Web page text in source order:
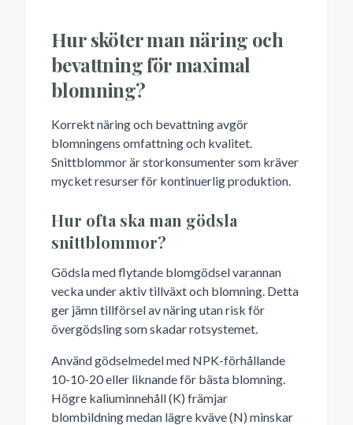
Hur sköter man näring och
bevattning för maximal
blomning?
Korrekt näring och bevattning avgör
blomningens omfattning och kvalitet.
Snittblommor är storkonsumenter som kräver
mycket resurser för kontinuerlig produktion.
Hur ofta ska man gödsla
snittblommor?
Gödsla med flytande blomgödsel varannan
vecka under aktiv tillväxt och blomning. Detta
ger jämn tillförsel av näring utan risk för
övergödsling som skadar rotsystemet.
Använd gödselmedel med NPK-förhållande
10-10-20 eller liknande för bästa blomning.
Högre kaliuminnehåll (K) främjar
blombildning medan lägre kväve (N) minskar